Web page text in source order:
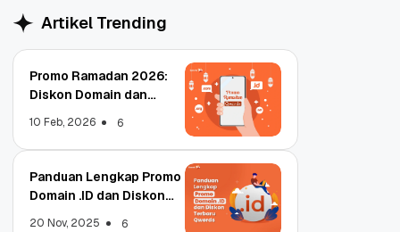
Artikel Trending
Promo Ramadan 2026:
Diskon Domain dan
10 Feb, 2026 6
Panduan Lengkap Promo
Domain .ID dan Diskon
20 Nov, 2025 6